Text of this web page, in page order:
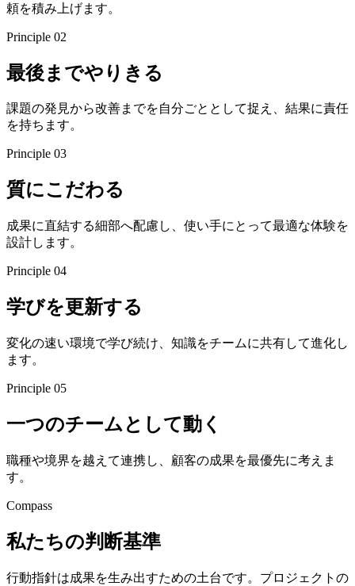
頼を積み上げます。
Principle 02
最後までやりきる
課題の発見から改善までを自分ごととして捉え、結果に責任
を持ちます。
Principle 03
質にこだわる
成果に直結する細部へ配慮し、使い手にとって最適な体験を
設計します。
Principle 04
学びを更新する
変化の速い環境で学び続け、知識をチームに共有して進化し
ます。
Principle 05
一つのチームとして動く
職種や境界を越えて連携し、顧客の成果を最優先に考えま
す。
Compass
私たちの判断基準
行動指針は成果を生み出すための土台です。プロジェクトの